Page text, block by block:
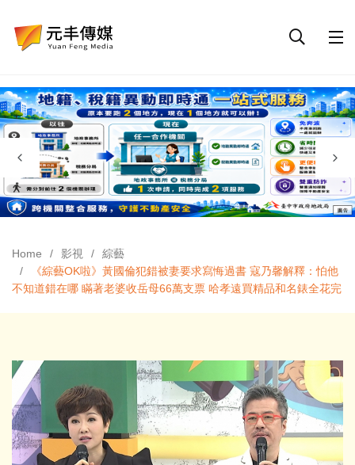
Home 影視
綜藝
《綜藝OK啦》黃國倫犯錯被妻要求寫悔過書 寇乃馨解釋：怕他
不知道錯在哪 瞞著老婆收岳母66萬支票 哈孝遠買精品和名錶全花完